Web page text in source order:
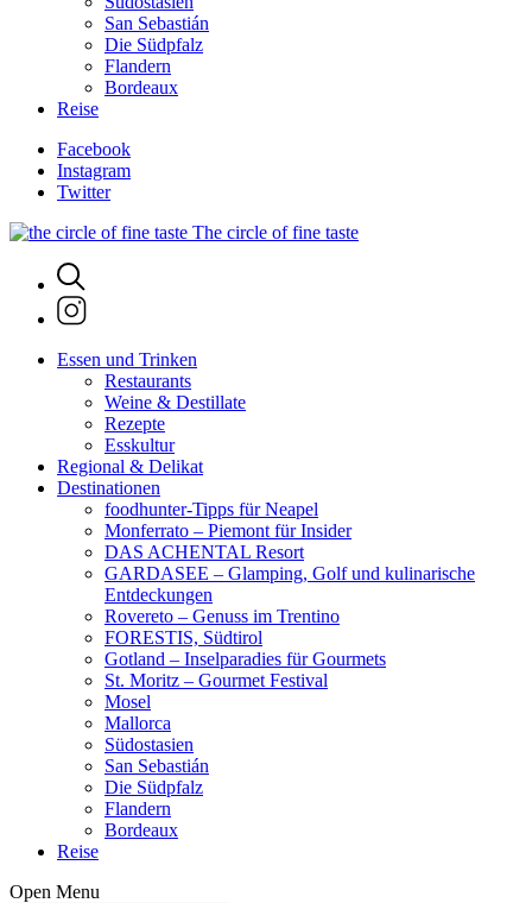
San Sebastián
Die Südpfalz
Flandern
Bordeaux
Reise
Facebook
Instagram
Twitter
The circle of fine taste
Essen und Trinken
Restaurants
Weine & Destillate
Rezepte
Esskultur
Regional & Delikat
Destinationen
foodhunter-Tipps für Neapel
Monferrato – Piemont für Insider
DAS ACHENTAL Resort
GARDASEE – Glamping, Golf und kulinarische
Entdeckungen
Rovereto – Genuss im Trentino
FORESTIS, Südtirol
Gotland – Inselparadies für Gourmets
St. Moritz – Gourmet Festival
Mosel
Mallorca
Südostasien
San Sebastián
Die Südpfalz
Flandern
Bordeaux
Reise
Open Menu